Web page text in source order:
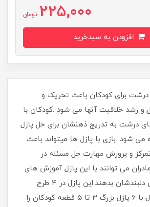
225,000 تومان
برای کودکان باعث تحریک و
و رشد خلاقیت آنها می شود .کودکان با
درشت به تدریج ذهنشان برای حل پازل
می شود .بازی با پازل ها میتواند باعث
و پرورش مهارت حل مسئله در
می توانند با این پازل آموزش های
زیادی به کودکان دلبندشان بدهند.این پازل در 4 طرح
مختلف و هر مدل با ۶ پازل بزرگ ۳ تا ۵ قطعه کودکان را